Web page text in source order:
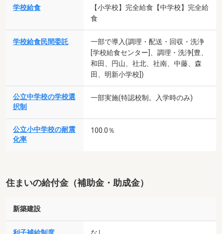
学校給食
【小学校】完全給食【中学校】完全給
食
学校給食民間委託
一部で導入(調理・配送・回収・洗浄
[学校給食センター]、調理・洗浄[豊、
和田、円山、社北、社南、中藤、森
田、明新小学校])
公立中学校の学校選
択制
一部実施(特認校制。入学時のみ)
公立小中学校の耐震
化率
100.0％
住まいの給付金（補助金・助成金）
新築建設
なし